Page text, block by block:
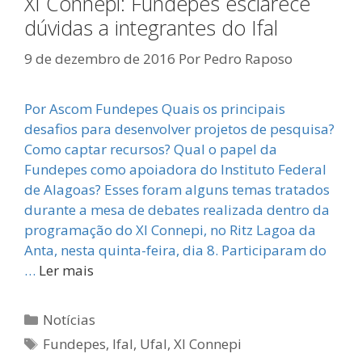
dúvidas a integrantes do Ifal
9 de dezembro de 2016 Por Pedro Raposo
Por Ascom Fundepes Quais os principais
desafios para desenvolver projetos de pesquisa?
Como captar recursos? Qual o papel da
Fundepes como apoiadora do Instituto Federal
de Alagoas? Esses foram alguns temas tratados
durante a mesa de debates realizada dentro da
programação do XI Connepi, no Ritz Lagoa da
Anta, nesta quinta-feira, dia 8. Participaram do
… Ler mais
Categorias
Notícias
Tags
Fundepes, Ifal, Ufal,XI Connepi